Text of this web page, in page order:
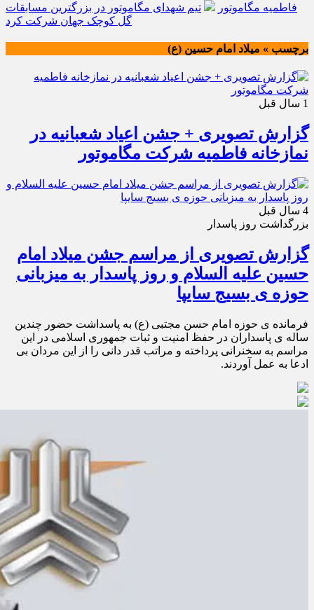
فاطمیه مگاموتور
تیم شهدای مگاموتور در بزرگترین مسابقات
گل کوچک جهان شرکت کرد
برچسب » میلاد امام حسین (ع)
1 سال قبل
گزارش تصویری + جشن اعیاد شعبانیه در
نمازخانه فاطمیه شرکت مگاموتور
4 سال قبل
بزرگداشت روز پاسدار
گزارش تصویری از مراسم جشن میلاد امام
حسین علیه السلام و روز پاسدار به میزبانی
حوزه ی بسیج سایپا
فرمانده ی حوزه امام حسن مجتبی (ع) به پاسداشت حضور چندین
ساله ی پاسداران در حفظ امنیت و ثبات جمهوری اسلامی در این
مراسم به سخنرانی پرداخته و مراتب قدر دانی را از این مردان بی
ادعا به عمل آوردند.